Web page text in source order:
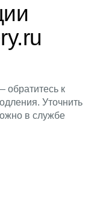
обратитесь к
Уточнить
в службе